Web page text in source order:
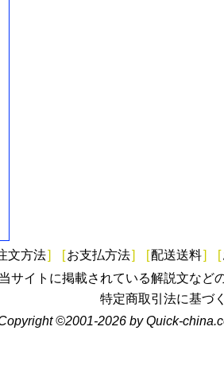
文方法] [お支払方法] [配送送料] [
サイトに掲載されている解説文など
特定商取引法に基づ
©2001-2026 by Quick-